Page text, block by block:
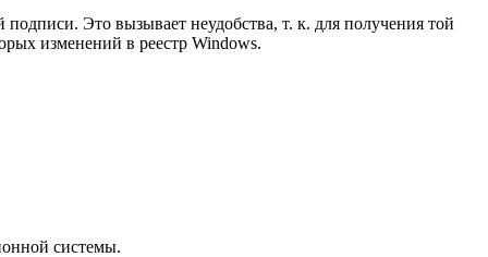
Это вызывает неудобства, т. к. для получения той
изменений в реестр Windows.
системы.